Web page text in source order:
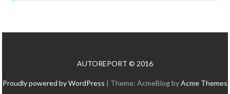
AUTOREPORT © 2016
Proudly powered by WordPress | Theme: AcmeBlog byAcme Themes